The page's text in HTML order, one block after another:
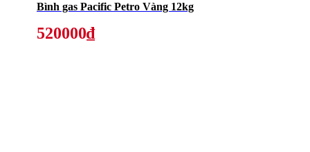
Bình gas Pacific Petro Vàng 12kg
520000₫